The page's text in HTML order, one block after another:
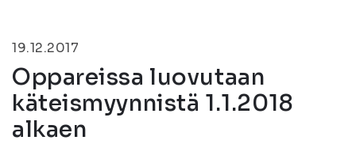
19.12.2017
Oppareissa luovutaan
käteismyynnistä 1.1.2018
alkaen